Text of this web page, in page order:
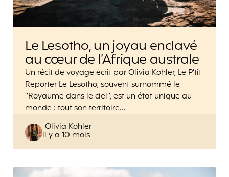
Le Lesotho, un joyau enclavé
au cœur de l’Afrique australe
Un récit de voyage écrit par Olivia Kohler, Le P’tit
Reporter Le Lesotho, souvent surnommé le
“Royaume dans le ciel”, est un état unique au
monde : tout son territoire…
Posted
by
Olivia Kohler
il y a 10 mois